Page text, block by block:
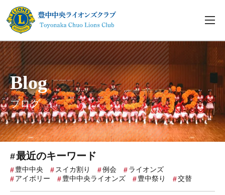
Blog
ブログ
最近のキーワード
豊中中央 スイカ割り 例会
ライオンズ
アイボリー
豊中中央ライオンズ 豊中祭り 交替